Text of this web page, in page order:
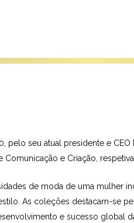
pelo seu atual presidente e
e Criação,
de moda de uma mulher
As coleções destacam-se
e sucesso global